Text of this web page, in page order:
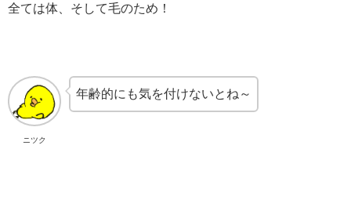
全ては体、そして毛のため！
ニツク
年齢的にも気を付けないとね～